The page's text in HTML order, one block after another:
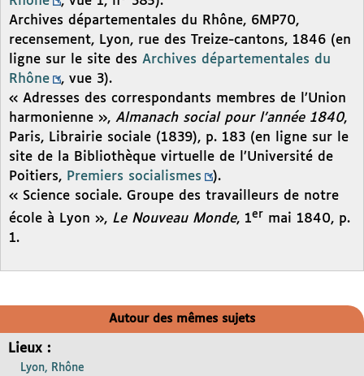
Archives départementales du Rhône, 6MP70,
recensement, Lyon, rue des Treize-cantons, 1846 (en
ligne sur le site des Archives départementales du
Rhône
, vue 3).
« Adresses des correspondants membres de l’Union
harmonienne », Almanach social pour l’année 1840,
Paris, Librairie sociale (1839), p. 183 (en ligne sur le
site de la Bibliothèque virtuelle de l’Université de
Poitiers, Premiers socialismes
).
« Science sociale. Groupe des travailleurs de notre
école à Lyon », Le Nouveau Monde, 1er mai 1840, p.
1.
Autour des mêmes sujets
Lieux :
Lyon, Rhône